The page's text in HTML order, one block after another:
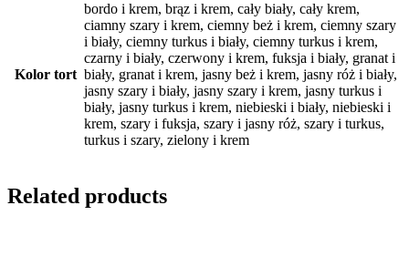
Kolor tort
bordo i krem, brąz i krem, cały biały, cały krem,
ciamny szary i krem, ciemny beż i krem, ciemny szary
i biały, ciemny turkus i biały, ciemny turkus i krem,
czarny i biały, czerwony i krem, fuksja i biały, granat i
biały, granat i krem, jasny beż i krem, jasny róż i biały,
jasny szary i biały, jasny szary i krem, jasny turkus i
biały, jasny turkus i krem, niebieski i biały, niebieski i
krem, szary i fuksja, szary i jasny róż, szary i turkus,
turkus i szary, zielony i krem
Related products